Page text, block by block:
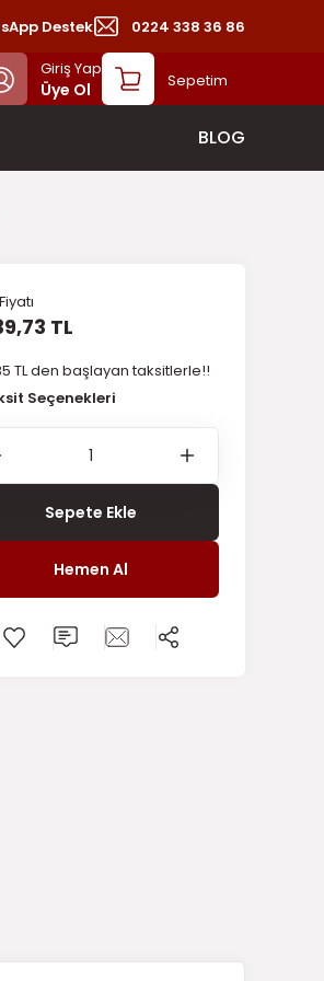
Destek 0224 338 36 86
Giriş Yap
Üye Ol Sepetim
BLOG
TL
TL den başlayan taksitlerle!!
Seçenekleri
Sepete Ekle
Hemen Al